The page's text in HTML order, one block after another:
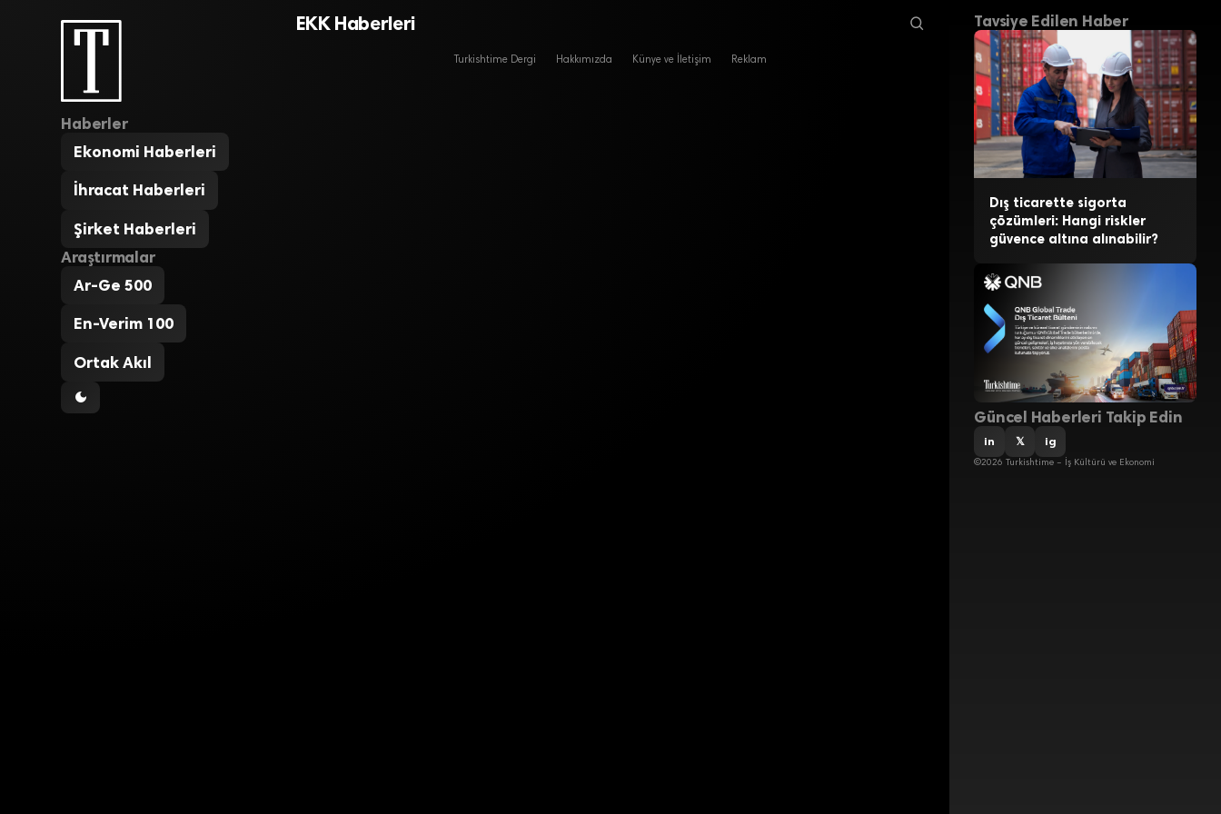
Haberler
Ekonomi Haberleri
İhracat Haberleri
Şirket Haberleri
Araştırmalar
Ar-Ge 500
En-Verim 100
Ortak Akıl
EKK Haberleri
Turkishtime Dergi Hakkımızda Künye ve İletişim Reklam
Tavsiye Edilen Haber
Dış ticarette sigorta
çözümleri: Hangi riskler
güvence altına alınabilir?
Güncel Haberleri Takip Edin
in 𝕏 ig
©2026 Turkishtime – İş Kültürü ve Ekonomi